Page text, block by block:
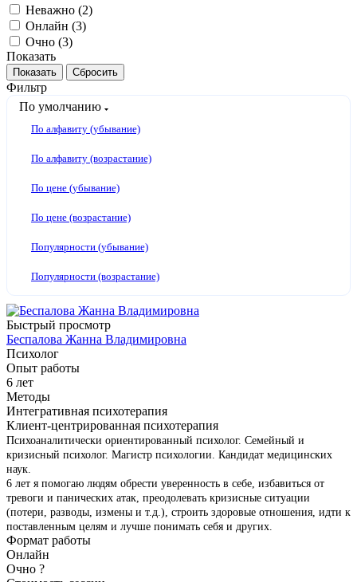
Неважно (2)
Онлайн (3)
Очно (3)
Показать
Сбросить
Фильтр
По умолчанию
По алфавиту (убывание)
По алфавиту (возрастание)
По цене (убывание)
По цене (возрастание)
Популярности (убывание)
Популярности (возрастание)
Быстрый просмотр
Беспалова Жанна Владимировна
Психолог
Опыт работы
6 лет
Методы
Интегративная психотерапия
Клиент-центрированная психотерапия
Психоаналитически ориентированный психолог. Семейный и
кризисный психолог. Магистр психологии. Кандидат медицинских
наук.
6 лет я помогаю людям обрести уверенность в себе, избавиться от
тревоги и панических атак, преодолевать кризисные ситуации
(потери, разводы, измены и т.д.), строить здоровые отношения, идти к
поставленным целям и лучше понимать себя и других.
Формат работы
Онлайн
Очно ?